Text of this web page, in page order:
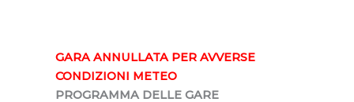
GARA ANNULLATA PER AVVERSE
CONDIZIONI METEO
PROGRAMMA DELLE GARE